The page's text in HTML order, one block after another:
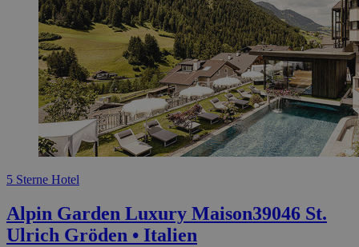
5 Sterne Hotel
Alpin Garden Luxury Maison39046 St.
Ulrich Gröden • Italien